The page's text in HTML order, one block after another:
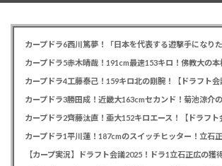
カープドラ4工藤泰己！159キロ北の剛腕！【ドラフト会
カープドラ2齊藤汰直！亜大152キロエース！【ドラフト
【カープ実況】ドラフト会議2025！ドラ1立石正広の獲